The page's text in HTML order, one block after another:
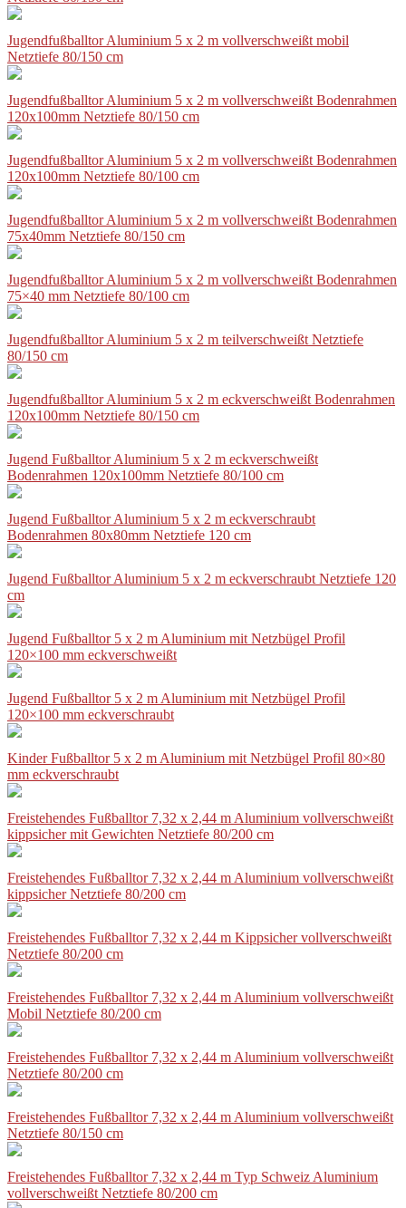
Jugendfußballtor Aluminium 5 x 2 m vollverschweißt mobil
Netztiefe 80/150 cm
Jugendfußballtor Aluminium 5 x 2 m vollverschweißt Bodenrahmen
120x100mm Netztiefe 80/150 cm
Jugendfußballtor Aluminium 5 x 2 m vollverschweißt Bodenrahmen
120x100mm Netztiefe 80/100 cm
Jugendfußballtor Aluminium 5 x 2 m vollverschweißt Bodenrahmen
75x40mm Netztiefe 80/150 cm
Jugendfußballtor Aluminium 5 x 2 m vollverschweißt Bodenrahmen
75×40 mm Netztiefe 80/100 cm
Jugendfußballtor Aluminium 5 x 2 m teilverschweißt Netztiefe
80/150 cm
Jugendfußballtor Aluminium 5 x 2 m eckverschweißt Bodenrahmen
120x100mm Netztiefe 80/150 cm
Jugend Fußballtor Aluminium 5 x 2 m eckverschweißt
Bodenrahmen 120x100mm Netztiefe 80/100 cm
Jugend Fußballtor Aluminium 5 x 2 m eckverschraubt
Bodenrahmen 80x80mm Netztiefe 120 cm
Jugend Fußballtor Aluminium 5 x 2 m eckverschraubt Netztiefe 120
cm
Jugend Fußballtor 5 x 2 m Aluminium mit Netzbügel Profil
120×100 mm eckverschweißt
Jugend Fußballtor 5 x 2 m Aluminium mit Netzbügel Profil
120×100 mm eckverschraubt
Kinder Fußballtor 5 x 2 m Aluminium mit Netzbügel Profil 80×80
mm eckverschraubt
Freistehendes Fußballtor 7,32 x 2,44 m Aluminium vollverschweißt
kippsicher mit Gewichten Netztiefe 80/200 cm
Freistehendes Fußballtor 7,32 x 2,44 m Aluminium vollverschweißt
kippsicher Netztiefe 80/200 cm
Freistehendes Fußballtor 7,32 x 2,44 m Kippsicher vollverschweißt
Netztiefe 80/200 cm
Freistehendes Fußballtor 7,32 x 2,44 m Aluminium vollverschweißt
Mobil Netztiefe 80/200 cm
Freistehendes Fußballtor 7,32 x 2,44 m Aluminium vollverschweißt
Netztiefe 80/200 cm
Freistehendes Fußballtor 7,32 x 2,44 m Aluminium vollverschweißt
Netztiefe 80/150 cm
Freistehendes Fußballtor 7,32 x 2,44 m Typ Schweiz Aluminium
vollverschweißt Netztiefe 80/200 cm